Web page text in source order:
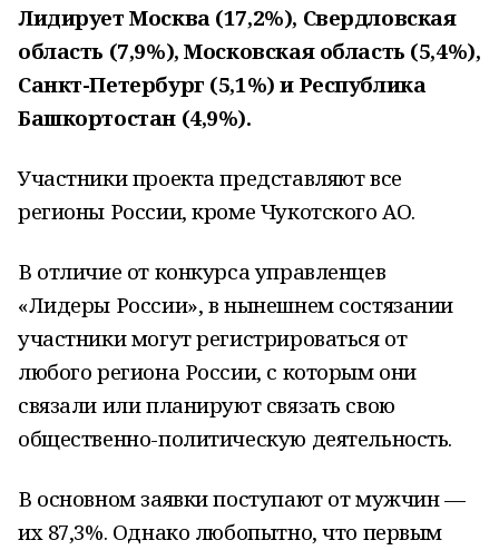
Лидирует Москва (17,2%), Свердловская
область (7,9%), Московская область (5,4%),
Санкт-Петербург (5,1%) и Республика
Башкортостан (4,9%).
Участники проекта представляют все
регионы России, кроме Чукотского АО.
В отличие от конкурса управленцев
«Лидеры России», в нынешнем состязании
участники могут регистрироваться от
любого региона России, с которым они
связали или планируют связать свою
общественно-политическую деятельность.
В основном заявки поступают от мужчин —
их 87,3%. Однако любопытно, что первым